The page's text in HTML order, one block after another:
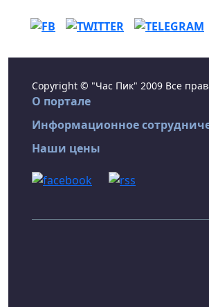
Copyright © "Час Пик" 2009 Все
О портале
Информационное
Наши цены